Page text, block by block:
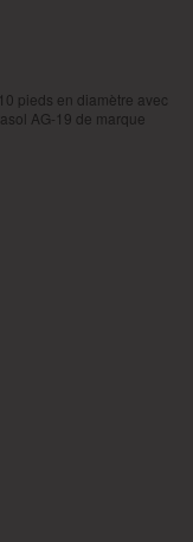
pieds en diamètre avec
AG-19 de marque